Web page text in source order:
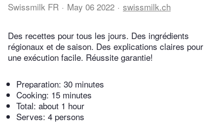
Swissmilk FR May 06 2022 swissmilk.ch
Des recettes pour tous les jours. Des ingrédients
régionaux et de saison. Des explications claires pour
une exécution facile. Réussite garantie!
Preparation: 30 minutes
Cooking: 15 minutes
Total: about 1 hour
Serves: 4 persons